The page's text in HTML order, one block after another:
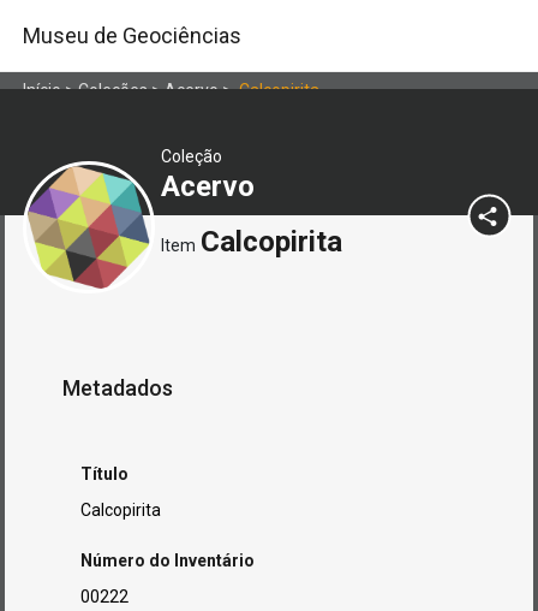
Museu de Geociências
Início>Coleções>Acervo>Calcopirita
Coleção
Acervo
Item Calcopirita
Metadados
Título
Calcopirita
Número do Inventário
00222